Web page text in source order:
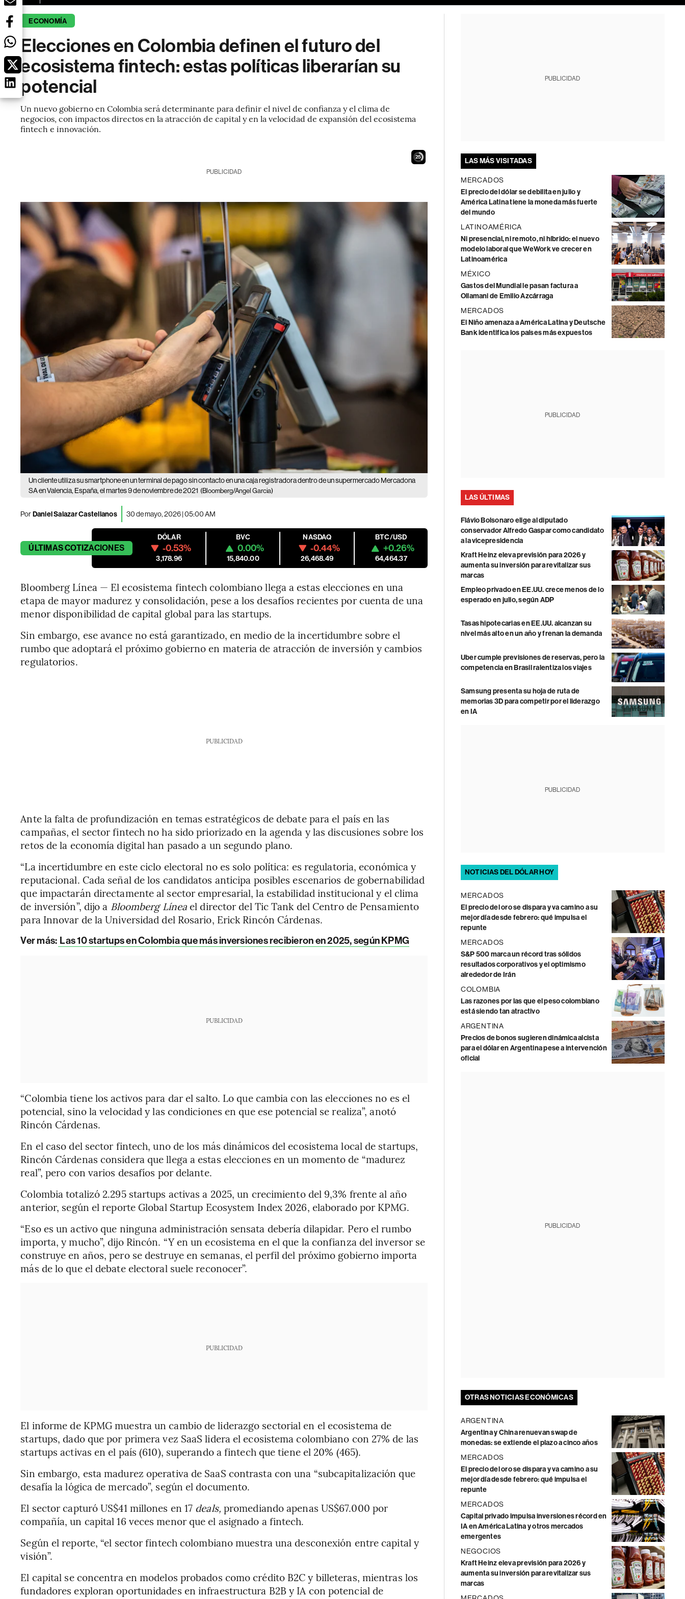
ECONOMÍA
Elecciones en Colombia definen el futuro del
ecosistema fintech: estas políticas liberarían su
potencial
Un nuevo gobierno en Colombia será determinante para definir el nivel de confianza y el clima de
negocios, con impactos directos en la atracción de capital y en la velocidad de expansión del ecosistema
fintech e innovación.
24
PUBLICIDAD
Un cliente utiliza su smartphone en un terminal de pago sin contacto en una caja registradora dentro de un supermercado Mercadona
SA en Valencia, España, el martes 9 de noviembre de 2021 (Bloomberg/Angel Garcia)
PorDaniel Salazar Castellanos 30 de mayo, 2026 | 05:00 AM
ÚLTIMASCOTIZACIONES
DÓLAR
-0.53%
3,178.96
BVC
0.00%
15,840.00
NASDAQ
-0.44%
26,468.49
BTC/USD
+0.26%
64,464.37
Bloomberg Línea — El ecosistema fintech colombiano llega a estas elecciones en una
etapa de mayor madurez y consolidación, pese a los desafíos recientes por cuenta de una
menor disponibilidad de capital global para las startups.
Sin embargo, ese avance no está garantizado, en medio de la incertidumbre sobre el
rumbo que adoptará el próximo gobierno en materia de atracción de inversión y cambios
regulatorios.
PUBLICIDAD
Ante la falta de profundización en temas estratégicos de debate para el país en las
campañas, el sector fintech no ha sido priorizado en la agenda y las discusiones sobre los
retos de la economía digital han pasado a un segundo plano.
“La incertidumbre en este ciclo electoral no es solo política: es regulatoria, económica y
reputacional. Cada señal de los candidatos anticipa posibles escenarios de gobernabilidad
que impactarán directamente al sector empresarial, la estabilidad institucional y el clima
de inversión”, dijo a Bloomberg Líneael director del Tic Tank del Centro de Pensamiento
para Innovar de la Universidad del Rosario, Erick Rincón Cárdenas.
Ver más: Las 10 startups en Colombia que más inversiones recibieron en 2025, según KPMG
PUBLICIDAD
“Colombia tiene los activos para dar el salto. Lo que cambia con las elecciones no es el
potencial, sino la velocidad y las condiciones en que ese potencial se realiza”, anotó
Rincón Cárdenas.
En el caso del sector fintech, uno de los más dinámicos del ecosistema local de startups,
Rincón Cárdenas considera que llega a estas elecciones en un momento de “madurez
real”, pero con varios desafíos por delante.
Colombia totalizó 2.295 startups activas a 2025, un crecimiento del 9,3% frente al año
anterior, según el reporte Global Startup Ecosystem Index 2026, elaborado por KPMG.
“Eso es un activo que ninguna administración sensata debería dilapidar. Pero el rumbo
importa, y mucho”, dijo Rincón. “Y en un ecosistema en el que la confianza del inversor se
construye en años, pero se destruye en semanas, el perfil del próximo gobierno importa
más de lo que el debate electoral suele reconocer”.
PUBLICIDAD
El informe de KPMG muestra un cambio de liderazgo sectorial en el ecosistema de
startups, dado que por primera vez SaaS lidera el ecosistema colombiano con 27% de las
startups activas en el país (610), superando a fintech que tiene el 20% (465).
Sin embargo, esta madurez operativa de SaaS contrasta con una “subcapitalización que
desafía la lógica de mercado”, según el documento.
El sector capturó US$41 millones en 17 deals, promediando apenas US$67.000 por
compañía, un capital 16 veces menor que el asignado a fintech.
Según el reporte, “el sector fintech colombiano muestra una desconexión entre capital y
visión”.
El capital se concentra en modelos probados como crédito B2C y billeteras, mientras los
fundadores exploran oportunidades en infraestructura B2B y IA con potencial de
PUBLICIDAD
LAS MÁS VISITADAS
MERCADOS
El precio del dólar se debilita en julio y
América Latina tiene la moneda más fuerte
del mundo
LATINOAMÉRICA
Ni presencial, ni remoto, ni híbrido: el nuevo
modelo laboral que WeWork ve crecer en
Latinoamérica
MÉXICO
Gastos del Mundial le pasan factura a
Ollamani de Emilio Azcárraga
MERCADOS
El Niño amenaza a América Latina y Deutsche
Bank identifica los países más expuestos
PUBLICIDAD
LAS ÚLTIMAS
Flávio Bolsonaro elige al diputado
conservador Alfredo Gaspar como candidato
a la vicepresidencia
Kraft Heinz eleva previsión para 2026 y
aumenta su inversión para revitalizar sus
marcas
Empleo privado en EE.UU. crece menos de lo
esperado en julio, según ADP
Tasas hipotecarias en EE.UU. alcanzan su
nivel más alto en un año y frenan la demanda
Uber cumple previsiones de reservas, pero la
competencia en Brasil ralentiza los viajes
Samsung presenta su hoja de ruta de
memorias 3D para competir por el liderazgo
en IA
PUBLICIDAD
NOTICIAS DEL DÓLAR HOY
MERCADOS
El precio del oro se dispara y va camino a su
mejor día desde febrero: qué impulsa el
repunte
MERCADOS
S&P 500 marca un récord tras sólidos
resultados corporativos y el optimismo
alrededor de Irán
COLOMBIA
Las razones por las que el peso colombiano
está siendo tan atractivo
ARGENTINA
Precios de bonos sugieren dinámica alcista
para el dólar en Argentina pese a intervención
oficial
PUBLICIDAD
OTRAS NOTICIAS ECONÓMICAS
ARGENTINA
Argentina y China renuevan swap de
monedas: se extiende el plazo a cinco años
MERCADOS
El precio del oro se dispara y va camino a su
mejor día desde febrero: qué impulsa el
repunte
MERCADOS
Capital privado impulsa inversiones récord en
IA en América Latina y otros mercados
emergentes
NEGOCIOS
Kraft Heinz eleva previsión para 2026 y
aumenta su inversión para revitalizar sus
marcas